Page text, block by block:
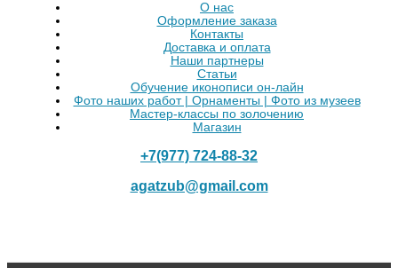
О нас
Оформление заказа
Контакты
Доставка и оплата
Наши партнеры
Статьи
Обучение иконописи он-лайн
Фото наших работ | Орнаменты | Фото из музеев
Мастер-классы по золочению
Магазин
+7(977) 724-88-32
agatzub@gmail.com